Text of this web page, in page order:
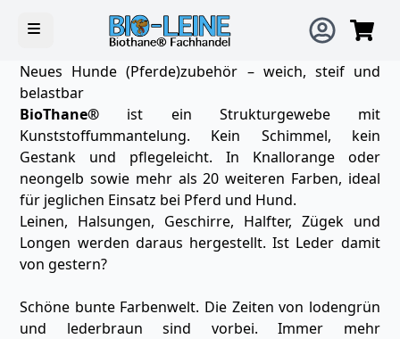
Open main menu
Neues Hunde (Pferde)zubehör – weich, steif und
belastbar
BioThane® ist ein Strukturgewebe mit
Kunststoffummantelung. Kein Schimmel, kein
Gestank und pflegeleicht. In Knallorange oder
neongelb sowie mehr als 20 weiteren Farben, ideal
für jeglichen Einsatz bei Pferd und Hund.
Leinen, Halsungen, Geschirre, Halfter, Zügek und
Longen werden daraus hergestellt. Ist Leder damit
von gestern?
Schöne bunte Farbenwelt. Die Zeiten von lodengrün
und lederbraun sind vorbei. Immer mehr